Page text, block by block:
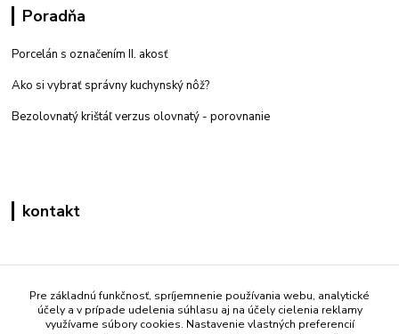
Poradňa
Porcelán s označením II. akosť
Ako si vybrať správny kuchynský nôž?
Bezolovnatý krištáľ verzus olovnatý - porovnanie
kontakt
+421 908 861 051
(Po - Pia 7:30-15:30)
Pre základnú funkčnosť, spríjemnenie používania webu, analytické
účely a v prípade udelenia súhlasu aj na účely cielenia reklamy
využívame súbory cookies. Nastavenie vlastných preferencií